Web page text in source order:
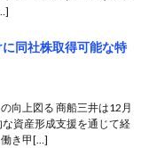
同社株取得可能な特
向上図る 商船三井は12月
資産形成支援を通じて経
き甲[…]